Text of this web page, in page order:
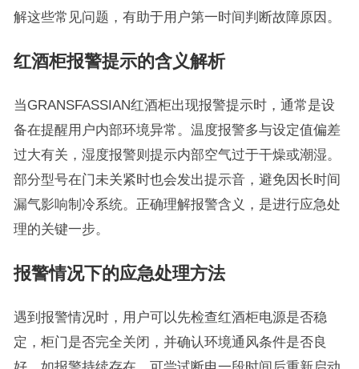
解这些常见问题，有助于用户第一时间判断故障原因。
红酒柜报警提示的含义解析
当GRANSFASSIAN红酒柜出现报警提示时，通常是设
备在提醒用户内部环境异常。温度报警多与设定值偏差
过大有关，湿度报警则提示内部空气过于干燥或潮湿。
部分型号在门未关紧时也会发出提示音，避免因长时间
漏气影响制冷系统。正确理解报警含义，是进行应急处
理的关键一步。
报警情况下的应急处理方法
遇到报警情况时，用户可以先检查红酒柜电源是否稳
定，柜门是否完全关闭，并确认环境通风条件是否良